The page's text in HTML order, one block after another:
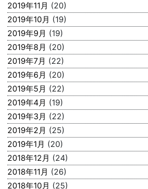
2019年11月 (20)
2019年10月 (19)
2019年9月 (19)
2019年8月 (20)
2019年7月 (22)
2019年6月 (20)
2019年5月 (22)
2019年4月 (19)
2019年3月 (22)
2019年2月 (25)
2019年1月 (20)
2018年12月 (24)
2018年11月 (26)
2018年10月 (25)